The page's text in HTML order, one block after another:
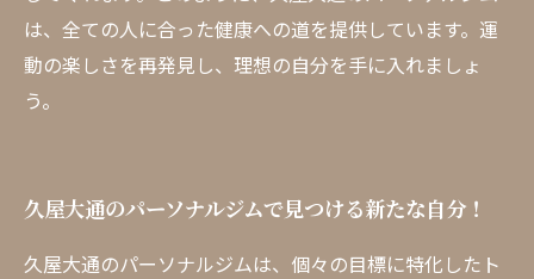
は、全ての人に合った健康への道を提供しています。運
動の楽しさを再発見し、理想の自分を手に入れましょ
う。
久屋大通のパーソナルジムで見つける新たな自分！
久屋大通のパーソナルジムは、個々の目標に特化したト